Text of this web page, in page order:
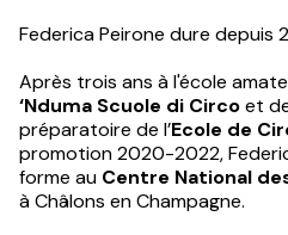
Federica Peirone dure depuis
Après trois ans à l'école
‘Nduma Scuole di Circoet
préparatoire de l’Ecole de
promotion 2020-2022,
forme au Centre National
à Châlons en Champagne.